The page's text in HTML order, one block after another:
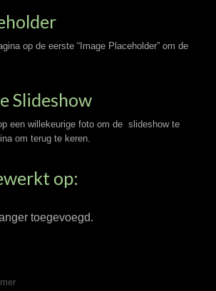
op de eerste “Image Placeholder” om de
Slideshow
een willekeurige foto om de slideshow te
om terug te keren.
op:
toegevoegd.